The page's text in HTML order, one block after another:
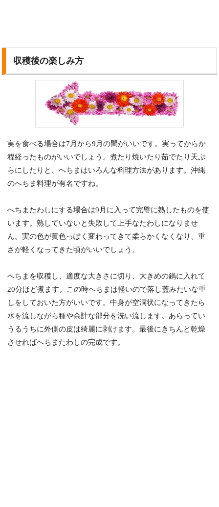
収穫後の楽しみ方
実を食べる場合は7月から9月の間がいいです。実ってからか
程経ったものがいいでしょう。煮たり焼いたり茹でたり天ぷ
らにしたりと、へちまはいろんな料理方法があります。沖縄
のへちま料理が有名ですね。
へちまたわしにする場合は9月に入って完璧に熟したものを使
います。熟していないと失敗して上手なたわしになりませ
ん。実の色が黄色っぽく変わってきて柔らかくなくなり、重
さが軽くなってきた頃がいいでしょう。
へちまを収穫し、適度な大きさに切り、大きめの鍋に入れて
20分ほど煮ます。この時へちまは軽いので落し蓋みたいな重
しをしておいた方がいいです。中身が空洞状になってきたら
水を流しながら種や余計な部分を洗い流します。あらってい
うるうちに外側の皮は綺麗に剥けます。最後にきちんと乾燥
させればへちまたわしの完成です。